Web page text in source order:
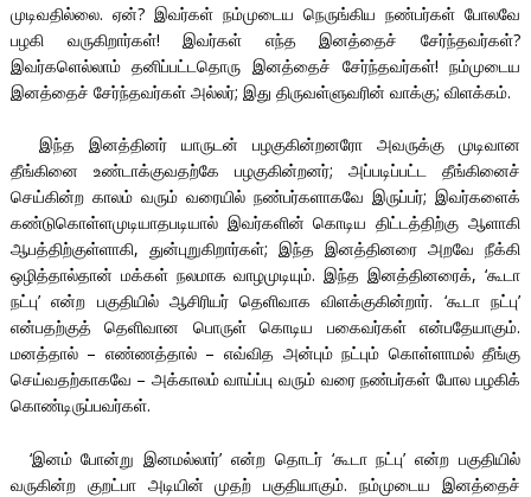
முடிவதில்லை. ஏன்? இவர்கள் நம்முடைய நெருங்கிய நண்பர்கள் போலவே
பழகி வருகிறார்கள்! இவர்கள் எந்த இனத்தைச் சேர்ந்தவர்கள்?
இவர்களெல்லாம் தனிப்பட்டதொரு இனத்தைச் சேர்ந்தவர்கள்! நம்முடைய
இனத்தைச் சேர்ந்தவர்கள் அல்லர்; இது திருவள்ளுவரின் வாக்கு; விளக்கம்.
இந்த இனத்தினர் யாருடன் பழகுகின்றனரோ அவருக்கு முடிவான
தீங்கினை உண்டாக்குவதற்கே பழகுகின்றனர்; அப்படிப்பட்ட தீங்கினைச்
செய்கின்ற காலம் வரும் வரையில் நண்பர்களாகவே இருப்பர்; இவர்களைக்
கண்டுகொள்ளமுடியாதபடியால் இவர்களின் கொடிய திட்டத்திற்கு ஆளாகி
ஆபத்திற்குள்ளாகி, துன்புறுகிறார்கள்; இந்த இனத்தினரை அறவே நீக்கி
ஒழித்தால்தான் மக்கள் நலமாக வாழமுடியும். இந்த இனத்தினரைக், ‘கூடா
நட்பு’ என்ற பகுதியில் ஆசிரியர் தெளிவாக விளக்குகின்றார். ‘கூடா நட்பு’
என்பதற்குத் தெளிவான பொருள் கொடிய பகைவர்கள் என்பதேயாகும்.
மனத்தால் – எண்ணத்தால் – எவ்வித அன்பும் நட்பும் கொள்ளாமல் தீங்கு
செய்வதற்காகவே – அக்காலம் வாய்ப்பு வரும் வரை நண்பர்கள் போல பழகிக்
கொண்டிருப்பவர்கள்.
‘இனம் போன்று இனமல்லார்’ என்ற தொடர் ‘கூடா நட்பு’ என்ற பகுதியில்
வருகின்ற குறட்பா அடியின் முதற் பகுதியாகும். நம்முடைய இனத்தைச்